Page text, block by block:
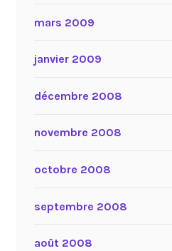
mars 2009
janvier 2009
décembre 2008
novembre 2008
octobre 2008
septembre 2008
août 2008